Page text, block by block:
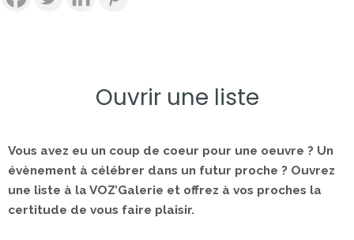
Ouvrir une liste
Vous avez eu un coup de coeur pour une oeuvre ? Un
évènement à célébrer dans un futur proche ? Ouvrez
une liste à la VOZ’Galerie et offrez à vos proches la
certitude de vous faire plaisir.